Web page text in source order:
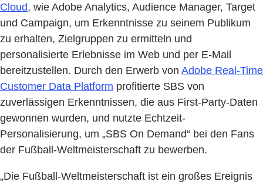
Cloud, wie Adobe Analytics, Audience Manager, Target
und Campaign, um Erkenntnisse zu seinem Publikum
zu erhalten, Zielgruppen zu ermitteln und
personalisierte Erlebnisse im Web und per E-Mail
bereitzustellen. Durch den Erwerb von Adobe Real-Time
Customer Data Platform profitierte SBS von
zuverlässigen Erkenntnissen, die aus First-Party-Daten
gewonnen wurden, und nutzte Echtzeit-
Personalisierung, um „SBS On Demand“ bei den Fans
der Fußball-Weltmeisterschaft zu bewerben.
„Die Fußball-Weltmeisterschaft ist ein großes Ereignis